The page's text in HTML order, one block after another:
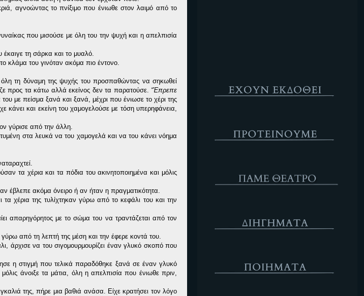
αγνοώντας το πνίξιμο που ένιωθε στον λαιμό από το
που μισούσε με όλη του την ψυχή και η απελπισία
έκαιγε τη σάρκα και το μυαλό.
κλάμα του γινόταν ακόμα πιο έντονο.
όλη τη δύναμη της ψυχής του προσπαθώντας να σηκωθεί
προς τα κάτω αλλά εκείνος δεν τα παρατούσε. “Έπρεπε
με πείσμα ξανά και ξανά, μέχρι που ένιωσε το χέρι της
και εκείνη του χαμογελούσε με τόση υπερηφάνεια,
γύρισε από την άλλη.
στα λευκά να του χαμογελά και να του κάνει νόημα
τα χέρια και τα πόδια του ακινητοποιημένα και μόλις
ακόμα όνειρο ή αν ήταν η πραγματικότητα.
χέρια της τυλίχτηκαν γύρω από το κεφάλι του και την
απαρηγόρητος με το σώμα του να τραντάζεται από τον
από τη λεπτή της μέση και την έφερε κοντά του.
άρχισε να του σιγομουρμουρίζει έναν γλυκό σκοπό που
η στιγμή που τελικά παραδόθηκε ξανά σε έναν γλυκό
άνοιξε τα μάτια, όλη η απελπισία που ένιωθε πριν,
της, πήρε μια βαθιά ανάσα. Είχε κρατήσει τον λόγο